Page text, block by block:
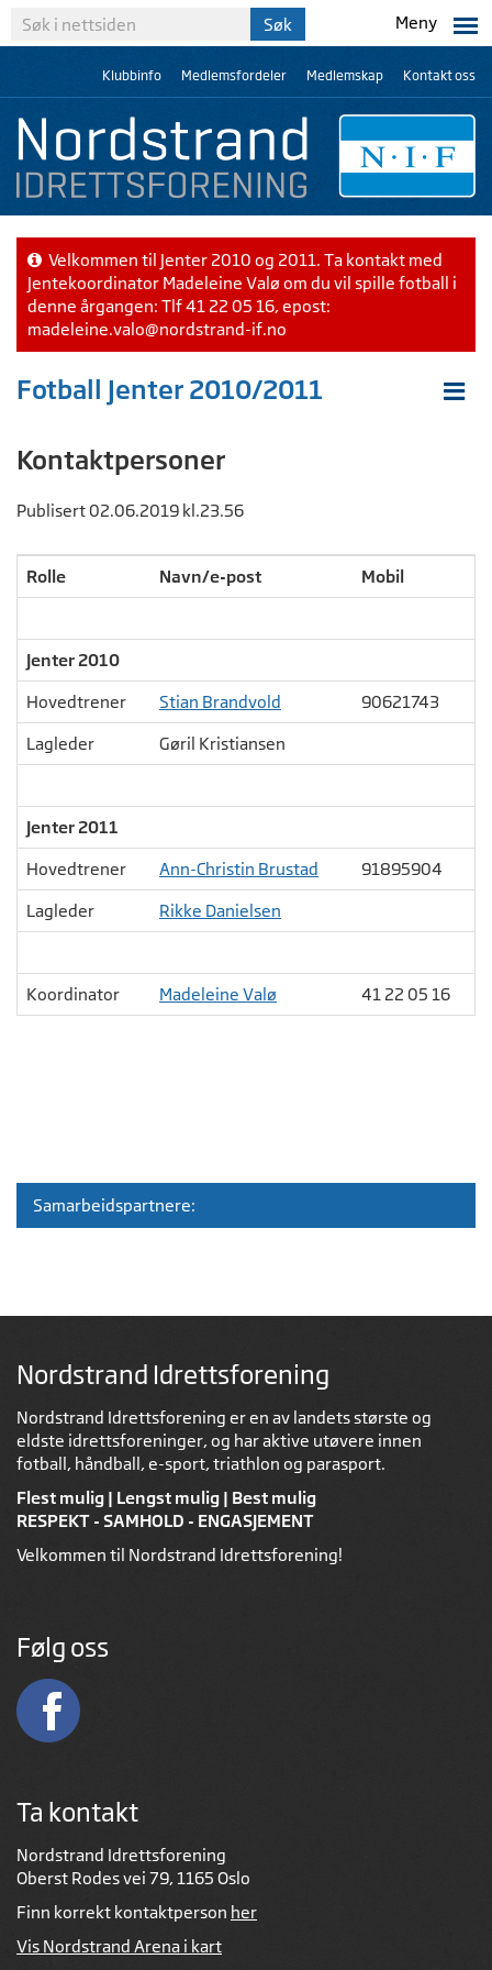
Meny
Klubbinfo Medlemsfordeler Medlemskap Kontakt oss
Velkommen til Jenter 2010 og 2011. Ta kontakt med
Jentekoordinator Madeleine Valø om du vil spille fotball i
denne årgangen: Tlf 41 22 05 16, epost:
madeleine.valo@nordstrand-if.no
Fotball Jenter 2010/2011
Kontaktpersoner
Publisert 02.06.2019 kl.23.56
Rolle Navn/e-post Mobil
Jenter 2010
Hovedtrener Stian Brandvold
90621743
Lagleder
Gøril Kristiansen
Jenter 2011
Hovedtrener Ann-Christin Brustad
91895904
Lagleder
Rikke Danielsen
Koordinator Madeleine Valø 41 22 05 16
Samarbeidspartnere:
Nordstrand Idrettsforening
Nordstrand Idrettsforening er en av landets største og
eldste idrettsforeninger, og har aktive utøvere innen
fotball, håndball, e-sport, triathlon og parasport.
Flest mulig | Lengst mulig | Best mulig
RESPEKT - SAMHOLD - ENGASJEMENT
Velkommen til Nordstrand Idrettsforening!
Følg oss
Ta kontakt
Nordstrand Idrettsforening
Oberst Rodes vei 79, 1165 Oslo
Finn korrekt kontaktperson her
Vis Nordstrand Arena i kart